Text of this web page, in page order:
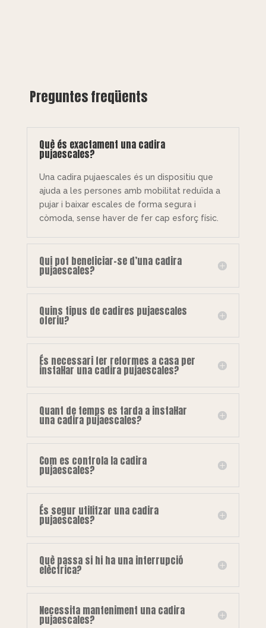
Preguntes freqüents
Què és exactament una cadira
pujaescales?
Una cadira pujaescales és un dispositiu que
ajuda a les persones amb mobilitat reduïda a
pujar i baixar escales de forma segura i
còmoda, sense haver de fer cap esforç físic.
Qui pot beneficiar-se d’una cadira
pujaescales?
Quins tipus de cadires pujaescales
oferiu?
És necessari fer reformes a casa per
instal·lar una cadira pujaescales?
Quant de temps es tarda a instal·lar
una cadira pujaescales?
Com es controla la cadira
pujaescales?
És segur utilitzar una cadira
pujaescales?
Què passa si hi ha una interrupció
elèctrica?
Necessita manteniment una cadira
pujaescales?